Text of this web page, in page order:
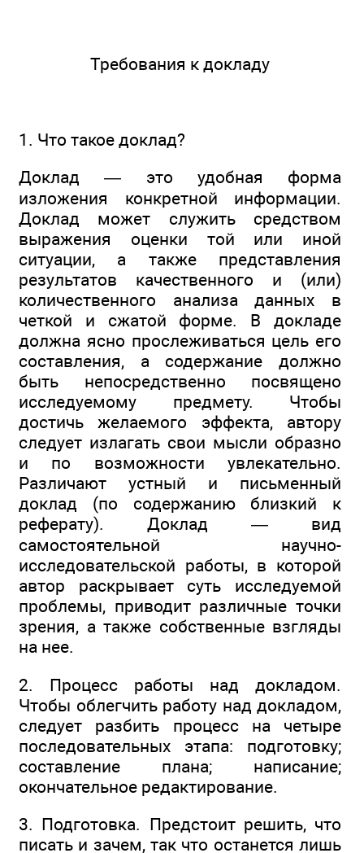
Требования к докладу
1. Что такое доклад?
Доклад — это удобная форма
изложения конкретной информации.
Доклад может служить средством
выражения оценки той или иной
ситуации, а также представления
результатов качественного и (или)
количественного анализа данных в
четкой и сжатой форме. В докладе
должна ясно прослеживаться цель его
составления, а содержание должно
быть непосредственно посвящено
исследуемому предмету. Чтобы
достичь желаемого эффекта, автору
следует излагать свои мысли образно
и по возможности увлекательно.
Различают устный и письменный
доклад (по содержанию близкий к
реферату). Доклад — вид
самостоятельной научно-
исследовательской работы, в которой
автор раскрывает суть исследуемой
проблемы, приводит различные точки
зрения, а также собственные взгляды
на нее.
2. Процесс работы над докладом.
Чтобы облегчить работу над докладом,
следует разбить процесс на четыре
последовательных этапа: подготовку;
составление плана; написание;
окончательное редактирование.
3. Подготовка. Предстоит решить, что
писать и зачем, так что останется лишь